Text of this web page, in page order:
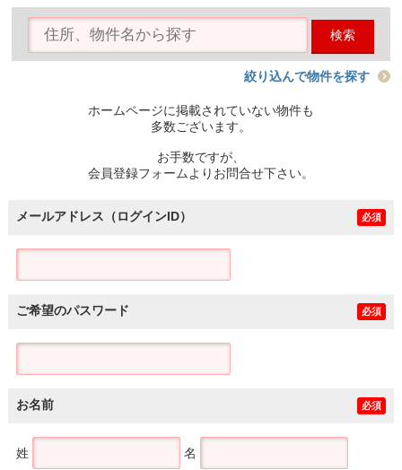
検索
絞り込んで物件を探す
ホームページに掲載されていない物件も
多数ございます。
お手数ですが、
会員登録フォームよりお問合せ下さい。
メールアドレス（ログインID） 必須
ご希望のパスワード 必須
お名前 必須
姓 名